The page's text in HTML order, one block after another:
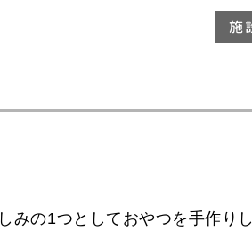
みの1つとしておやつを手作り